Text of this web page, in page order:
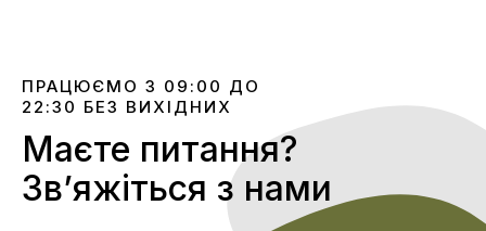
ПРАЦЮЄМО З 09:00 ДО
22:30 БЕЗ ВИХІДНИХ
Маєте питання?
Звʼяжіться з нами